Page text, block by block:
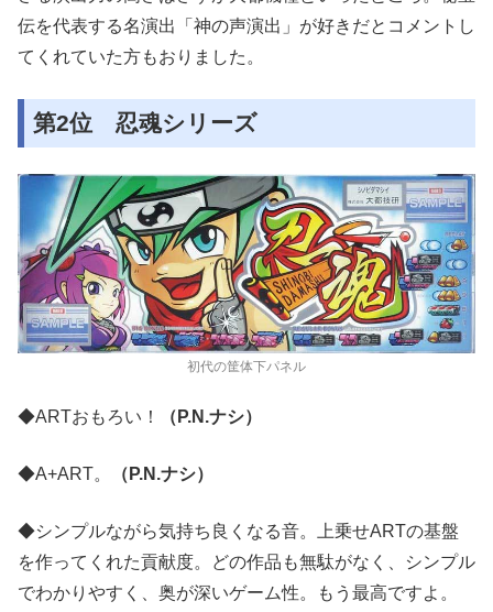
伝を代表する名演出「神の声演出」が好きだとコメントし
てくれていた方もおりました。
第2位 忍魂シリーズ
初代の筐体下パネル
◆ARTおもろい！ （P.N.ナシ）
◆A+ART。 （P.N.ナシ）
◆シンプルながら気持ち良くなる音。上乗せARTの基盤
を作ってくれた貢献度。どの作品も無駄がなく、シンプル
でわかりやすく、奥が深いゲーム性。もう最高ですよ。